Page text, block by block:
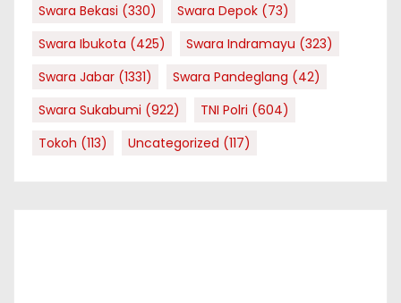
Swara Bekasi (330) Swara Depok (73)
Swara Ibukota (425) Swara Indramayu (323)
Swara Jabar (1331) Swara Pandeglang (42)
Swara Sukabumi (922) TNI Polri (604)
Tokoh (113) Uncategorized (117)